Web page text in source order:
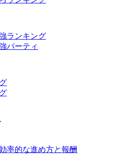
ランキング
パーティ
率的な進め方と報酬